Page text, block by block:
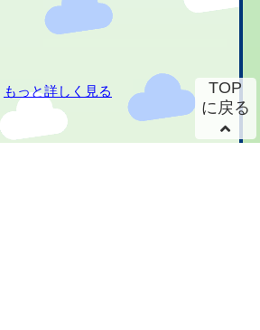
もっと詳しく見る
TOP
に戻る